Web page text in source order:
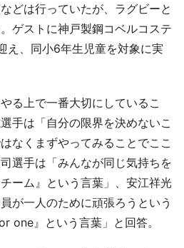
どは行っていたが、ラグビーと
ゲストに神戸製鋼コベルコステ
え、同小6年生児童を対象に実
る上で一番大切にしているこ
手は「自分の限界を決めないこ
なくまずやってみることでここ
選手は「みんなが同じ気持ちを
ーム』という言葉」、安江祥光
が一人のために頑張ろうという
one』という言葉」と回答。